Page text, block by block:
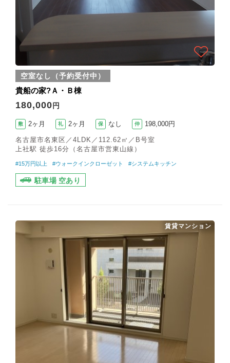
空室なし（予約受付中）
貴船の家?Ａ・Ｂ棟
180,000 円
敷 2ヶ月 礼 2ヶ月 保 なし 仲 198,000円
名古屋市名東区／4LDK／112.62㎡／B号室
上社駅 徒歩16分（名古屋市営東山線）
#15万円以上 #ウォークインクローゼット #システムキッチン
駐車場 空あり
賃貸マンション